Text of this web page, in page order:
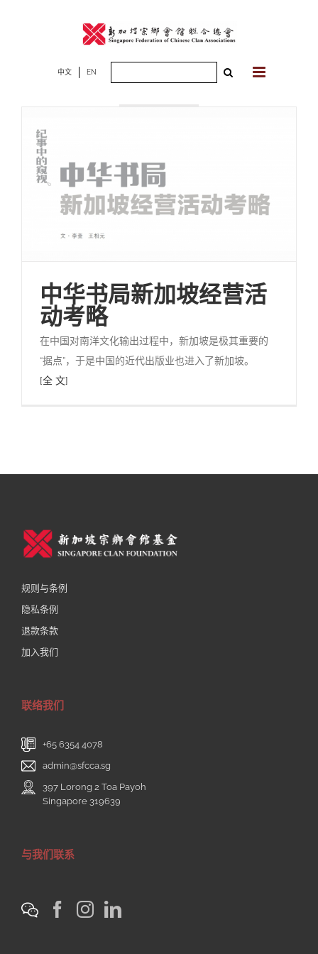
中文 EN
2023年04月29
中华书局新加坡经营活
动考略
在中国对南洋文化输出过程中，新加坡是极其重要的
“据点”，于是中国的近代出版业也进入了新加坡。
[全 文]
规则与条例
隐私条例
退款条款
加入我们
联络我们
+65 6354 4078
admin@sfcca.sg
397 Lorong 2 Toa Payoh
Singapore 319639
与我们联系